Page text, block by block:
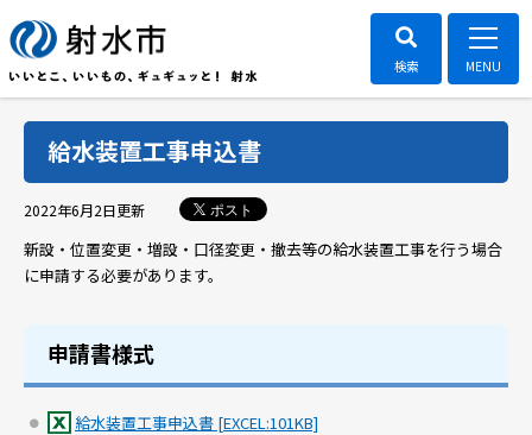
給水装置工事申込書
2022年6月2日更新 ポスト
新設・位置変更・増設・口径変更・撤去等の給水装置工事を行う場合
に申請する必要があります。
申請書様式
給水装置工事申込書 [EXCEL:101KB]